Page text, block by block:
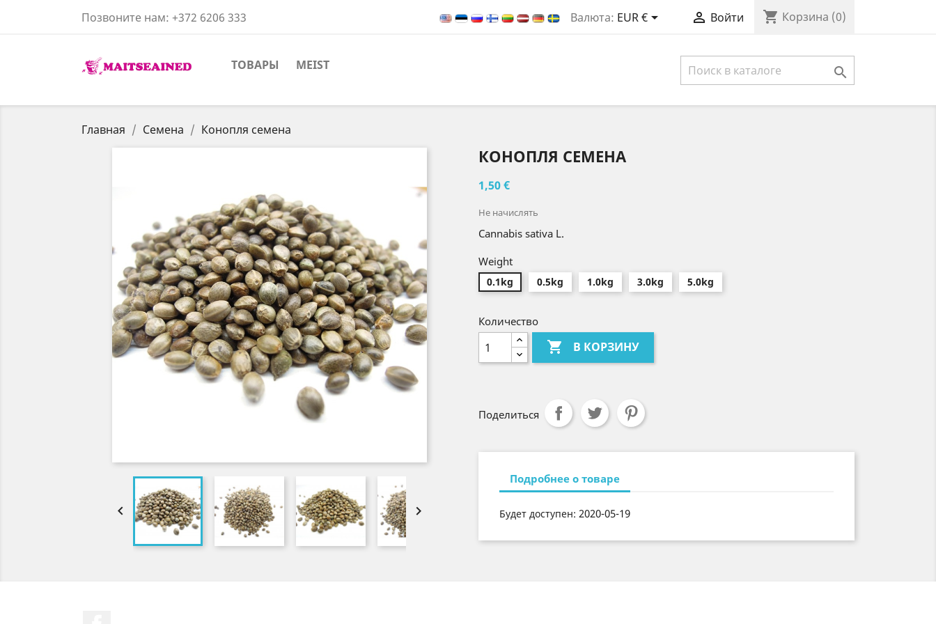
Позвоните нам: +372 6206 333 Валюта: EUR €  Войти shopping_cart Корзина (0)
ТОВАРЫ MEIST 
Главная Семена Конопля семена
 
КОНОПЛЯ СЕМЕНА
1,50 €
Не начислять
Cannabis sativa L.
Weight
0.1kg 0.5kg 1.0kg 3.0kg 5.0kg
Количество
 В КОРЗИНУ
Поделиться
Подробнее о товаре
Будет доступен: 2020-05-19